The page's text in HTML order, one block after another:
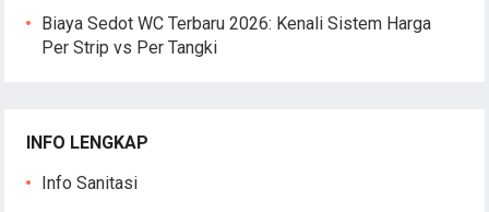
Biaya Sedot WC Terbaru 2026: Kenali Sistem Harga
Per Strip vs Per Tangki
INFO LENGKAP
Info Sanitasi